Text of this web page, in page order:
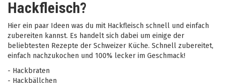
Hackfleisch?
Hier ein paar Ideen was du mit Hackfleisch schnell und einfach
zubereiten kannst. Es handelt sich dabei um einige der
beliebtesten Rezepte der Schweizer Küche. Schnell zubereitet,
einfach nachzukochen und 100% lecker im Geschmack!
- Hackbraten
- Hackbällchen